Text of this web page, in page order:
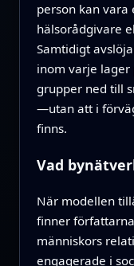
person kan vara
hälsorådgivare
Samtidigt
inom varje
grupper ned till
—utan att i
finns.
Vad
När modellen
finner
människors
engagerade i